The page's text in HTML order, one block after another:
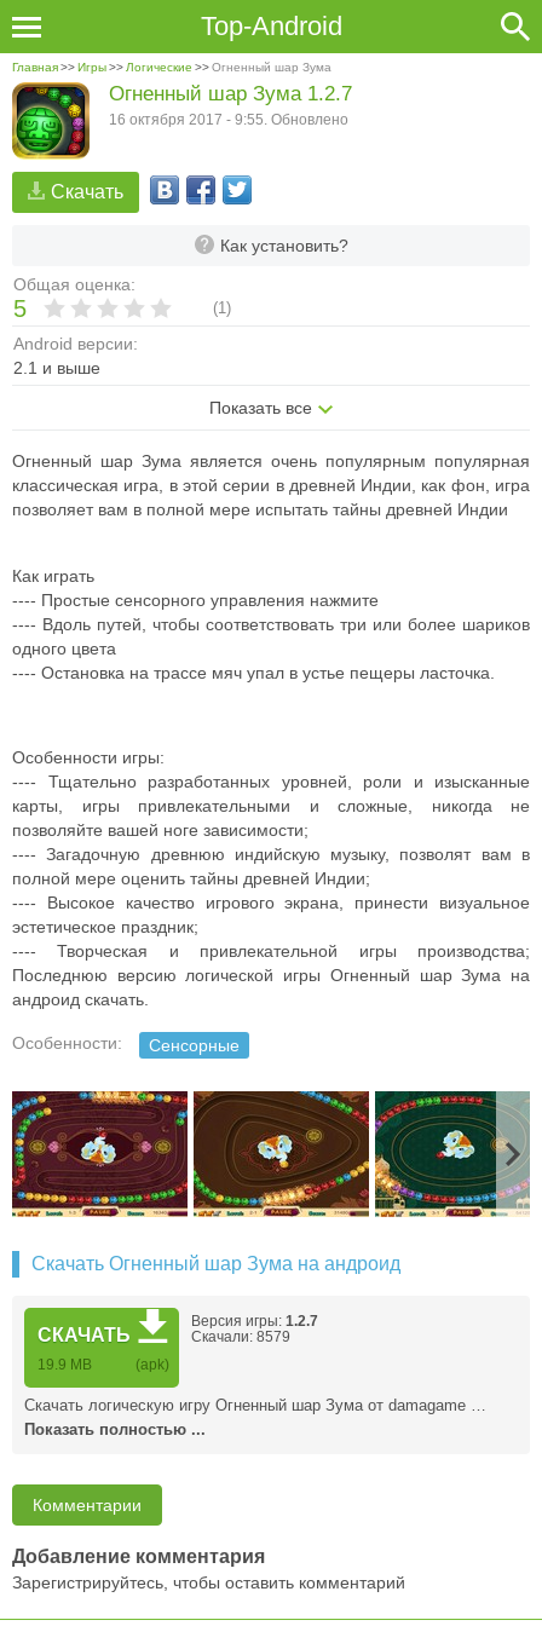
Top-Android
Главная>>Игры>> Логические >>Огненный шар Зума
Скачать
Как установить?
Общая оценка:
5 (1)
Android версии:
2.1 и выше
Показать все
Огненный шар Зума 1.2.7
16 октября 2017 - 9:55. Обновлено
Огненный шар Зума является очень популярным популярная
классическая игра, в этой серии в древней Индии, как фон, игра
позволяет вам в полной мере испытать тайны древней Индии
Как играть
---- Простые сенсорного управления нажмите
---- Вдоль путей, чтобы соответствовать три или более шариков
одного цвета
---- Остановка на трассе мяч упал в устье пещеры ласточка.
Особенности игры:
---- Тщательно разработанных уровней, роли и изысканные
карты, игры привлекательными и сложные, никогда не
позволяйте вашей ноге зависимости;
---- Загадочную древнюю индийскую музыку, позволят вам в
полной мере оценить тайны древней Индии;
---- Высокое качество игрового экрана, принести визуальное
эстетическое праздник;
---- Творческая и привлекательной игры производства;
Последнюю версию логической игры Огненный шар Зума на
андроид скачать.
Особенности: Сенсорные
Скачать Огненный шар Зума на андроид
СКАЧАТЬ
19.9 MB (apk)
Версия игры: 1.2.7
Скачали: 8579
Скачать логическую игру Огненный шар Зума от damagame …
Показать полностью ...
Комментарии
Добавление комментария
Зарегистрируйтесь, чтобы оставить комментарий